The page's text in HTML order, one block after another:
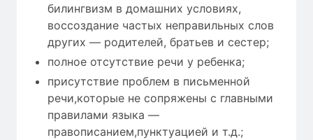
билингвизм в домашних условиях,
воссоздание частых неправильных слов
других — родителей, братьев и сестер;
полное отсутствие речи у ребенка;
присутствие проблем в письменной
речи,которые не сопряжены с главными
правилами языка —
правописанием,пунктуацией и т.д.;